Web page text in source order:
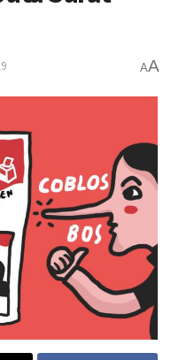
AA